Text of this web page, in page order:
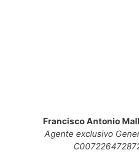
Francisco Antonio
Agente exclusivo